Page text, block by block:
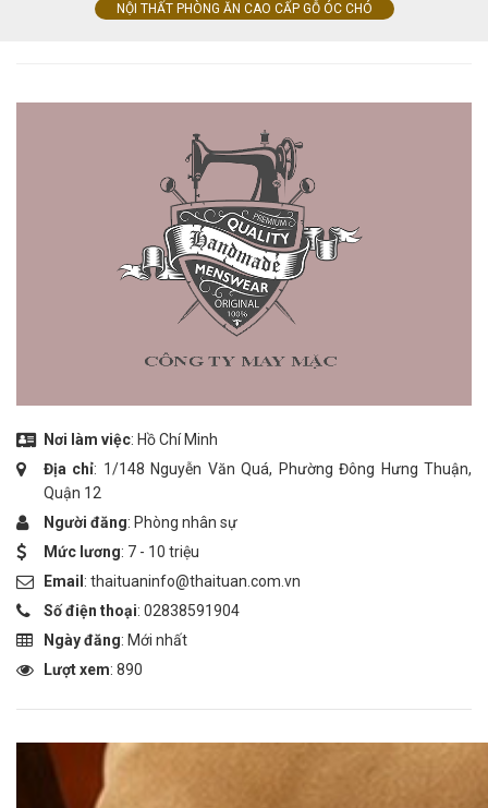
NỘI THẤT PHÒNG ĂN CAO CẤP GỖ ÓC CHÓ
Nơi làm việc: Hồ Chí Minh
Địa chỉ: 1/148 Nguyễn Văn Quá, Phường Đông Hưng Thuận,
Quận 12
Người đăng: Phòng nhân sự
Mức lương: 7 - 10 triệu
Email : thaituaninfo@thaituan.com.vn
Số điện thoại: 02838591904
Ngày đăng: Mới nhất
Lượt xem: 890